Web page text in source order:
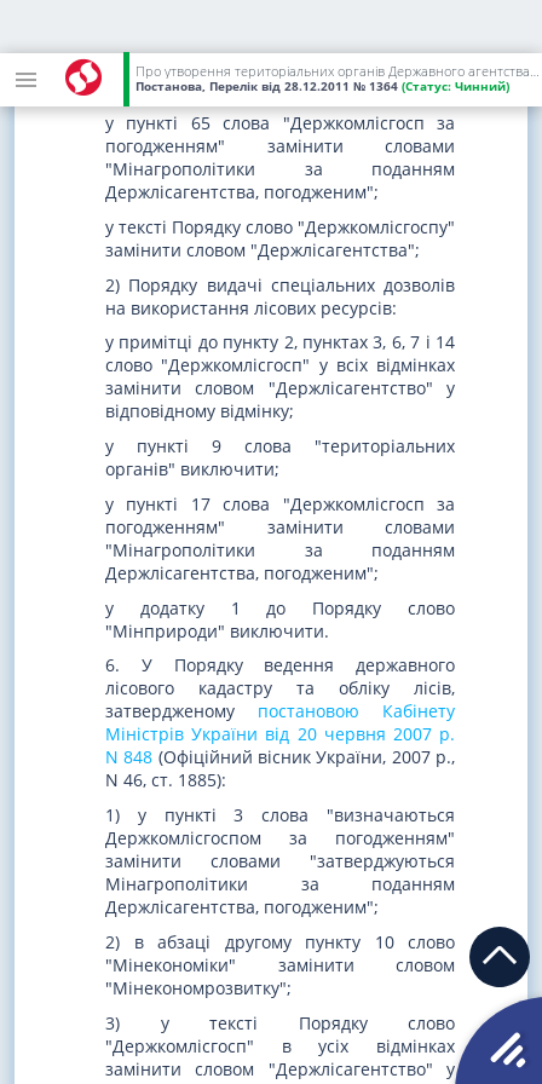
Про утворення територіальних органів Державного агентства лісових ресурсів та внесення змін до деяких постанов Кабінету Міністрів України
Постанова, Перелік від 28.12.2011 № 1364 (Статус: Чинний)
словами "органами Держлісагентства за
погодженням з";
у пункті 65 слова "Держкомлісгосп за
погодженням" замінити словами
"Мінагрополітики за поданням
Держлісагентства, погодженим";
у тексті Порядку слово "Держкомлісгоспу"
замінити словом "Держлісагентства";
2) Порядку видачі спеціальних дозволів
на використання лісових ресурсів:
у примітці до пункту 2, пунктах 3, 6, 7 і 14
слово "Держкомлісгосп" у всіх відмінках
замінити словом "Держлісагентство" у
відповідному відмінку;
у пункті 9 слова "територіальних
органів" виключити;
у пункті 17 слова "Держкомлісгосп за
погодженням" замінити словами
"Мінагрополітики за поданням
Держлісагентства, погодженим";
у додатку 1 до Порядку слово
"Мінприроди" виключити.
6. У Порядку ведення державного
лісового кадастру та обліку лісів,
затвердженому постановою Кабінету
Міністрів України від 20 червня 2007 р.
N 848 (Офіційний вісник України, 2007 р.,
N 46, ст. 1885):
1) у пункті 3 слова "визначаються
Держкомлісгоспом за погодженням"
замінити словами "затверджуються
Мінагрополітики за поданням
Держлісагентства, погодженим";
2) в абзаці другому пункту 10 слово
"Мінекономіки" замінити словом
"Мінекономрозвитку";
3) у тексті Порядку слово
"Держкомлісгосп" в усіх відмінках
замінити словом "Держлісагентство" у